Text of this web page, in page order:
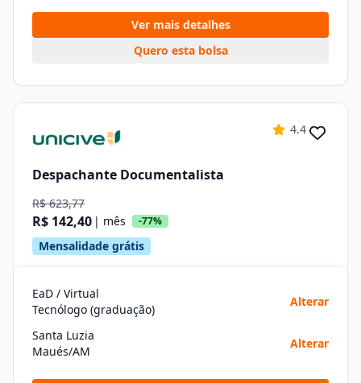
Ver mais detalhes
Quero esta bolsa
4.4
Despachante Documentalista
R$ 623,77
R$ 142,40 | mês -77%
Mensalidade grátis
EaD / Virtual
Tecnólogo (graduação)
Alterar
Santa Luzia
Maués/AM
Alterar